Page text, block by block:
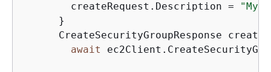
        createRequest.Description =
"My
      }
CreateSecurityGroupResponse
await